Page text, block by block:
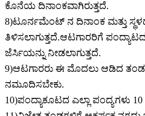
ಕೊನೆಯ ದಿನಾಂಕವಾಗಿರುತ್ತದೆ.
8)ಟೂರ್ನಮೆಂಟ್ ನ ದಿನಾಂಕ ಮತ್ತು
ತಿಳಿಸಲಾಗುತ್ತದೆ.ಆಟಗಾರರಿಗೆ
ಜೆರ್ಸಿಯನ್ನು ನೀಡಲಾಗುತ್ತದೆ.
9)ಆಟಗಾರರು ಈ ಮೊದಲು ಆಡಿದ
ನಮೂದಿಸಬೇಕು.
10)ಪಂದ್ಯಾಕೂಟದ ಎಲ್ಲಾ ಪಂದ್ಯಗಳು